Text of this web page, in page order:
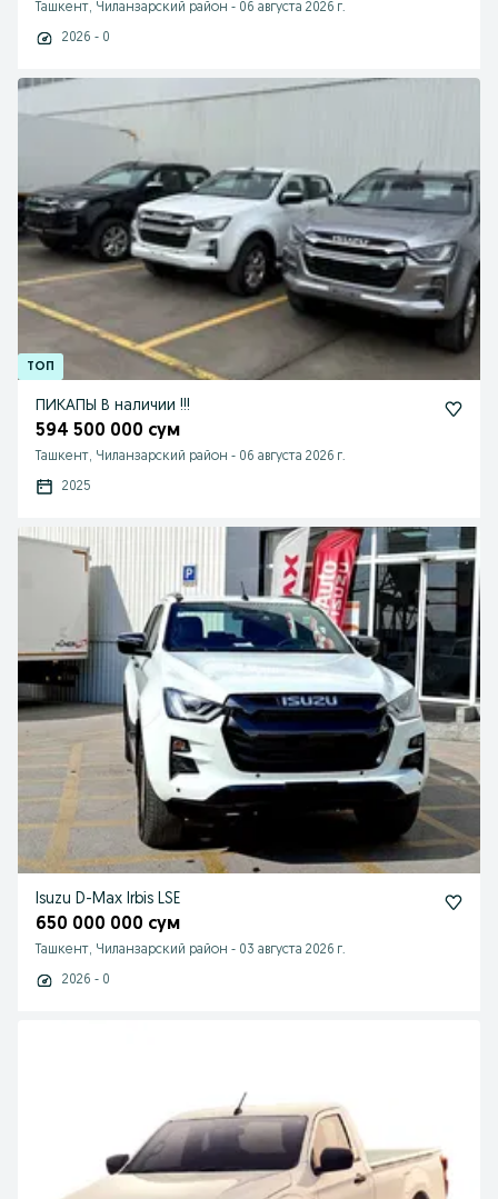
Ташкент, Чиланзарский район - 06 августа 2026 г.
2026 - 0
ПИКАПЫ В наличии !!!
594 500 000 сум
Ташкент, Чиланзарский район - 06 августа 2026 г.
2025
Isuzu D-Max Irbis LSE
650 000 000 сум
Ташкент, Чиланзарский район - 03 августа 2026 г.
2026 - 0